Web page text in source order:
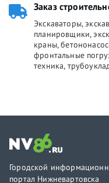
Заказ
Экскаваторы,
планировщики,
краны,
фронтальные
техника,
Городской
портал Нижневартовска